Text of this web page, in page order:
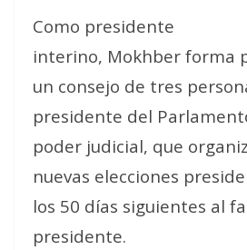
Como presidente
interino, Mokhber forma
un consejo de tres
presidente del
poder judicial, que
nuevas elecciones
los 50 días siguientes al
presidente.